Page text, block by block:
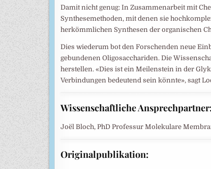
Damit nicht genug: In Zusammenarbeit mit
Synthesemethoden, mit denen sie
herkömmlichen Synthesen der organischen
Dies wiederum bot den Forschenden neue
gebundenen Oligosacchariden. Die
herstellen. «Dies ist ein Meilenstein in der
Verbindungen bedeutend sein könnte», sagt
Wissenschaftliche Ansprechpartner:
Joël Bloch, PhD Professur Molekulare
Originalpublikation: